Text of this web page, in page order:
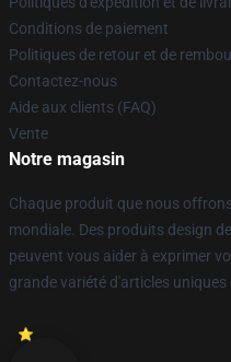
Conditions de paiement
Politiques de retour et de
Contactez-nous
Aide aux clients (FAQ)
Vente
Notre magasin
Chaque produit que nous
mondiale. Des produits design
peuvent vous aider à exprimer
grande variété d'articles uniques